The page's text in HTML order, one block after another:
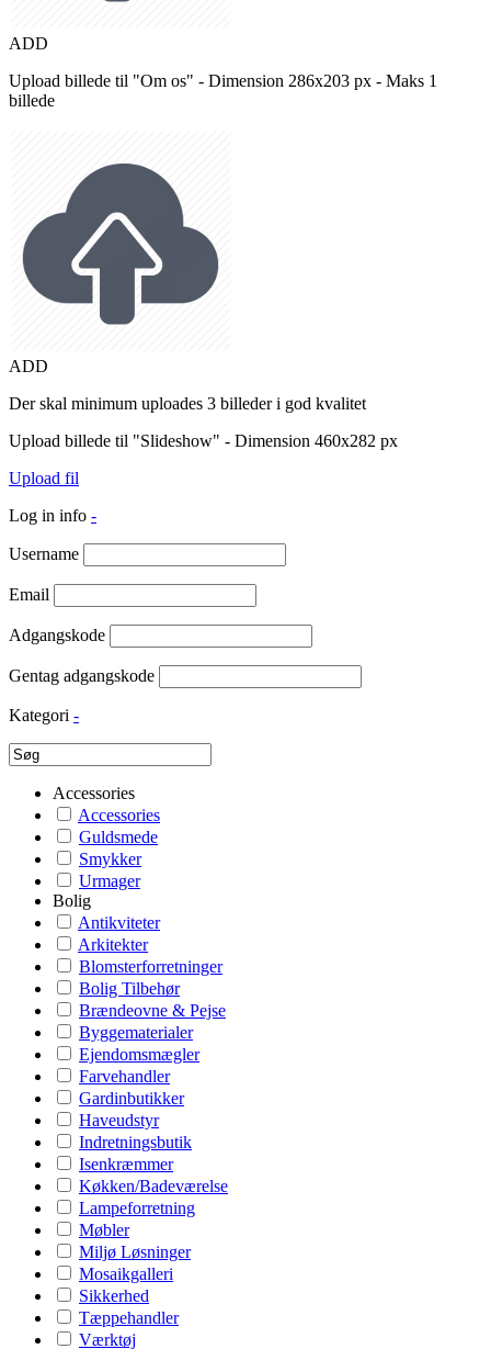
ADD
Upload billede til "Om os" - Dimension 286x203 px - Maks 1
billede
ADD
Der skal minimum uploades 3 billeder i god kvalitet
Upload billede til "Slideshow" - Dimension 460x282 px
Upload fil
Log in info -
Username
Email
Adgangskode
Gentag adgangskode
Kategori -
Accessories
Accessories
Guldsmede
Smykker
Urmager
Bolig
Antikviteter
Arkitekter
Blomsterforretninger
Bolig Tilbehør
Brændeovne & Pejse
Byggematerialer
Ejendomsmægler
Farvehandler
Gardinbutikker
Haveudstyr
Indretningsbutik
Isenkræmmer
Køkken/Badeværelse
Lampeforretning
Møbler
Miljø Løsninger
Mosaikgalleri
Sikkerhed
Tæppehandler
Værktøj